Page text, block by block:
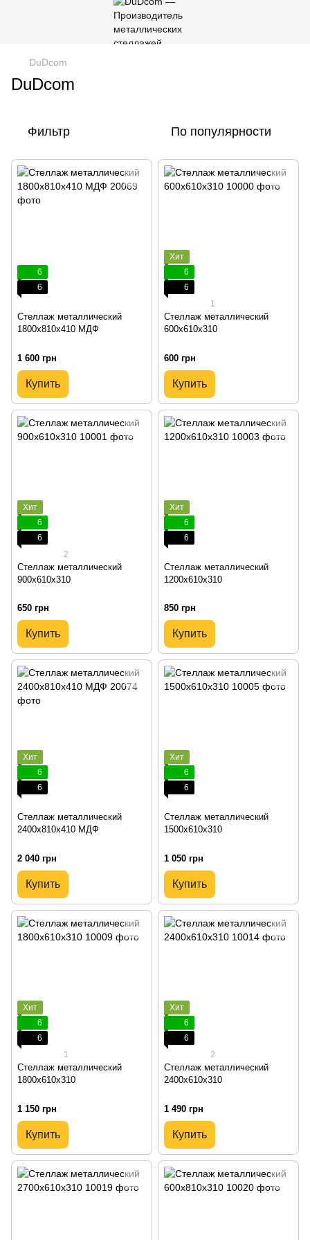
DuDcom
DuDcom
Фильтр По популярности
6
6
Стеллаж металлический
1800х810х410 МДФ
1 600 грн
Купить
Хит
6
6
1
Стеллаж металлический
600х610х310
600 грн
Купить
Хит
6
6
2
Стеллаж металлический
900х610х310
650 грн
Купить
Хит
6
6
Стеллаж металлический
1200х610х310
850 грн
Купить
Хит
6
6
Стеллаж металлический
2400х810х410 МДФ
2 040 грн
Купить
Хит
6
6
Стеллаж металлический
1500х610х310
1 050 грн
Купить
Хит
6
6
1
Стеллаж металлический
1800х610х310
1 150 грн
Купить
Хит
6
6
2
Стеллаж металлический
2400х610х310
1 490 грн
Купить